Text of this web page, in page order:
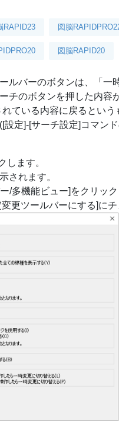
RAPID23 図脳
図脳RAPID20
ルバーのボタンは、「一
チのボタンを押した内
ている内容に戻るという
設定]-[サーチ設定]コマン
します。
されます。
/多機能ビュー]をクリック
更ツールバーにする]にチ